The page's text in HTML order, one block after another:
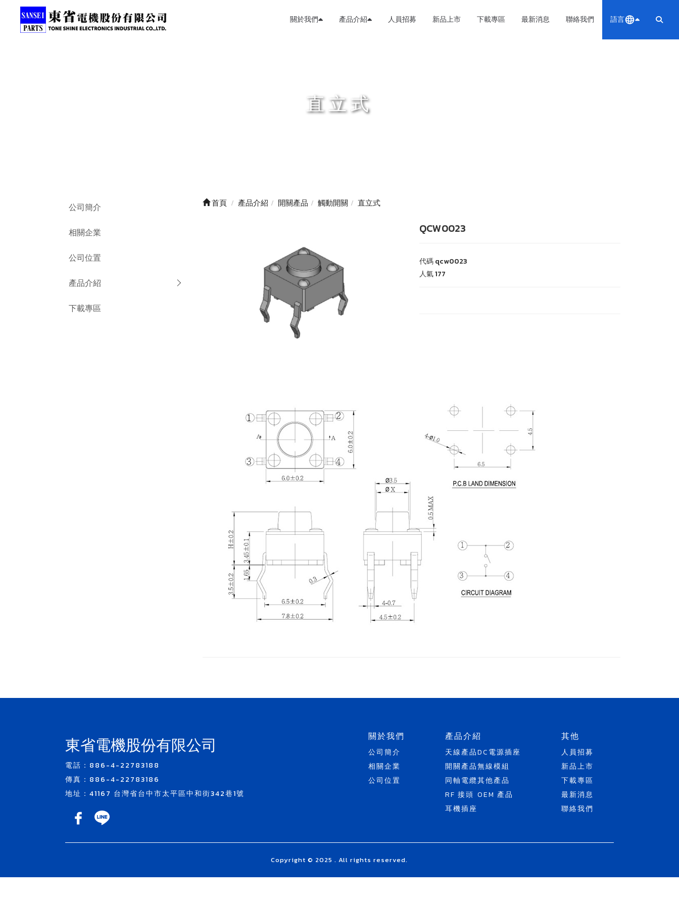
關於我們 產品介紹 人員招募 新品上市 下載專區 最新消息 聯絡我們 語言
直立式
公司簡介
相關企業
公司位置
產品介紹
下載專區
首頁 產品介紹 開關產品 觸動開關 直立式
QCW0023
代碼qcw0023
人氣177
東省電機股份有限公司
電話：886-4-22783188
傳真：886-4-22783186
地址：41167 台灣省台中市太平區中和街342巷1號
關於我們
公司簡介
相關企業
公司位置
產品介紹
天線產品
開關產品
同軸電纜
RF 接頭
耳機插座
DC電源插座
無線模組
其他產品
OEM 產品
其他
人員招募
新品上市
下載專區
最新消息
聯絡我們
Copyright © 2025 . All rights reserved.